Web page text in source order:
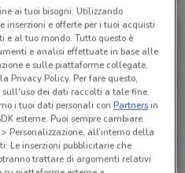
ai tuoi bisogni: Utilizzando
inserzioni e offerte per i tuoi acquisti
al tuo mondo. Tutto questo è
e analisi effettuate in base alle
e sulle piattaforme collegate,
Privacy Policy. Per fare questo,
sull'uso dei dati raccolti a tale fine.
i tuoi dati personali conPartnersin
esterne. Puoi sempre cambiare
Personalizzazione, all’interno della
Le inserzioni pubblicitarie che
trattare di argomenti relativi